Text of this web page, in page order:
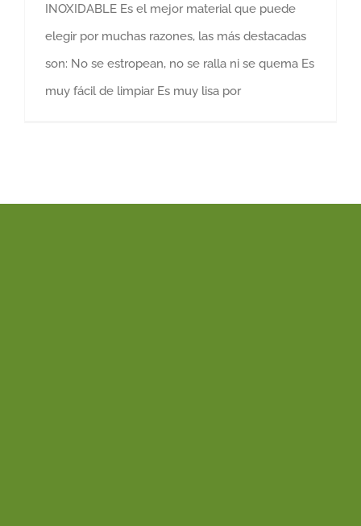
INOXIDABLE Es el mejor material que puede
elegir por muchas razones, las más destacadas
son: No se estropean, no se ralla ni se quema Es
muy fácil de limpiar Es muy lisa por